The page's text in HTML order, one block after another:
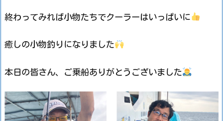
終わってみれば小物たちでクーラーはいっぱいに
癒しの小物釣りになりました
本日の皆さん、ご乗船ありがとうございました